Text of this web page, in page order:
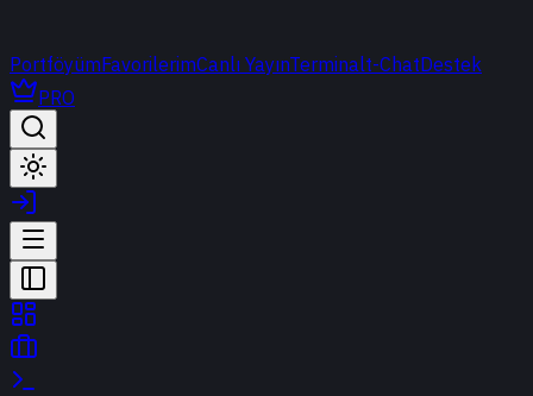
PortföyümFavorilerimCanlı YayınTerminalt-ChatDestek
PRO